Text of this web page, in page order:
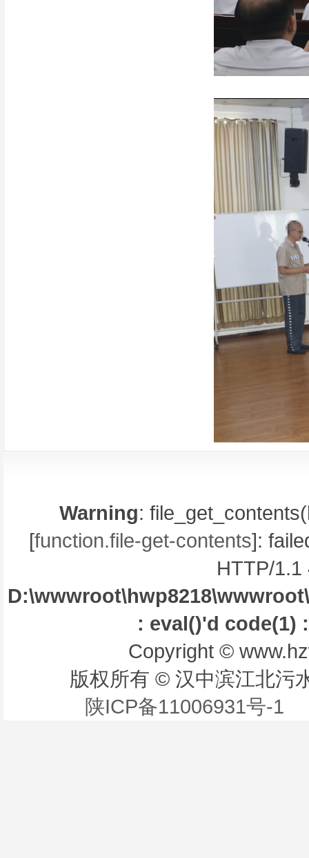
Warning:
[function.file-get-contents]:
HTTP/1.1
: eval()'d code(1)
Copyright ©
版权所有 © 汉中滨江北污
陕ICP备11006931号-1